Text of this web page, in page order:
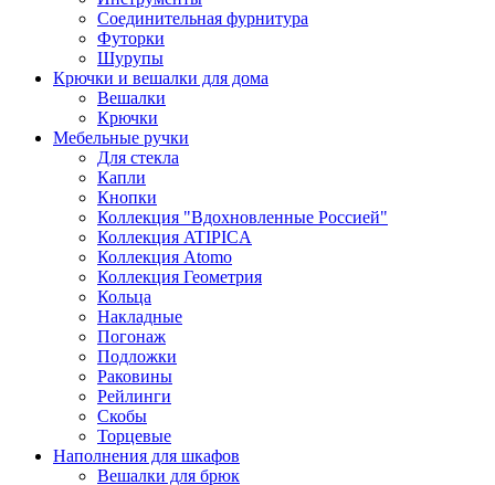
Соединительная фурнитура
Футорки
Шурупы
Крючки и вешалки для дома
Вешалки
Крючки
Мебельные ручки
Для стекла
Капли
Кнопки
Коллекция "Вдохновленные Россией"
Коллекция ATIPICA
Коллекция Atomo
Коллекция Геометрия
Кольца
Накладные
Погонаж
Подложки
Раковины
Рейлинги
Скобы
Торцевые
Наполнения для шкафов
Вешалки для брюк